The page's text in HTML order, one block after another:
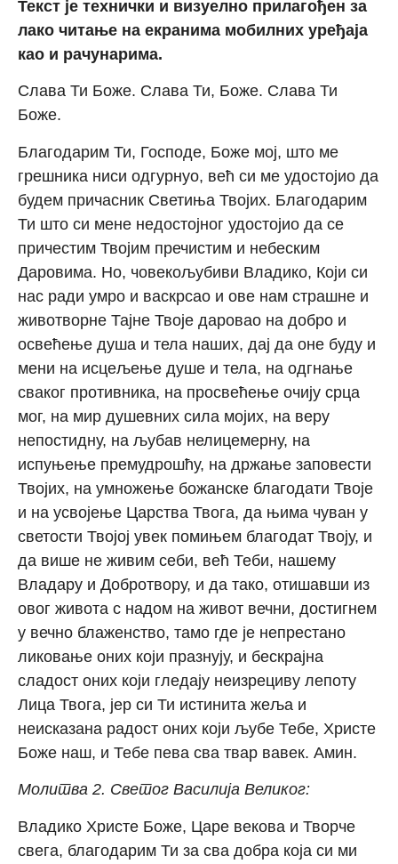
Текст је технички и визуелно прилагођен за
лако читање на екранима мобилних уређаја
као и рачунарима.
Слава Ти Боже. Слава Ти, Боже. Слава Ти
Боже.
Благодарим Ти, Господе, Боже мој, што ме
грешника ниси одгурнуо, већ си ме удостојио да
будем причасник Светиња Твојих. Благодарим
Ти што си мене недостојног удостојио да се
причестим Твојим пречистим и небеским
Даровима. Но, човекољубиви Владико, Који си
нас ради умро и васкрсао и ове нам страшне и
животворне Тајне Твоје даровао на добро и
освећење душа и тела наших, дај да оне буду и
мени на исцељење душе и тела, на одгнање
сваког противника, на просвећење очију срца
мог, на мир душевних сила мојих, на веру
непостидну, на љубав нелицемерну, на
испуњење премудрошћу, на држање заповести
Твојих, на умножење божанске благодати Твоје
и на усвојење Царства Твога, да њима чуван у
светости Твојој увек помињем благодат Твоју, и
да више не живим себи, већ Теби, нашему
Владару и Добротвору, и да тако, отишавши из
овог живота с надом на живот вечни, достигнем
у вечно блаженство, тамо где је непрестано
ликовање оних који празнују, и бескрајна
сладост оних који гледају неизрециву лепоту
Лица Твога, јер си Ти истинита жеља и
неисказана радост оних који љубе Тебе, Христе
Боже наш, и Тебе пева сва твар вавек. Амин.
Молитва 2. Светог Василија Великог:
Владико Христе Боже, Царе векова и Творче
свега, благодарим Ти за сва добра која си ми